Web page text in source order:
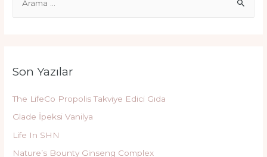
h
:
Son Yazılar
The LifeCo Propolis Takviye Edici Gıda
Glade İpeksi Vanilya
Life In SHN
Nature’s Bounty Ginseng Complex